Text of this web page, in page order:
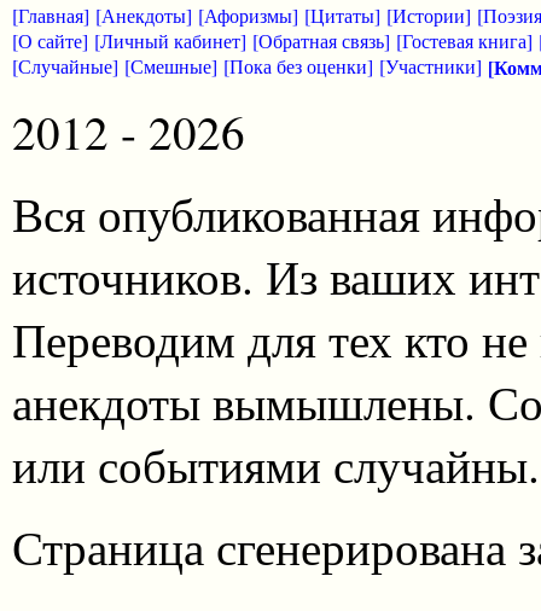
[Главная] [Анекдоты] [Афоризмы] [Цитаты] [Истории]
[О сайте] [Личный кабинет] [Обратная связь] [Гостевая книга]
[Случайные] [Смешные] [Пока без оценки] [Участники]
2012 - 2026
Вся опубликованная
источников. Из ваших
Переводим для тех кто
анекдоты вымышлены.
или событиями случайны.
Страница сгенерирована